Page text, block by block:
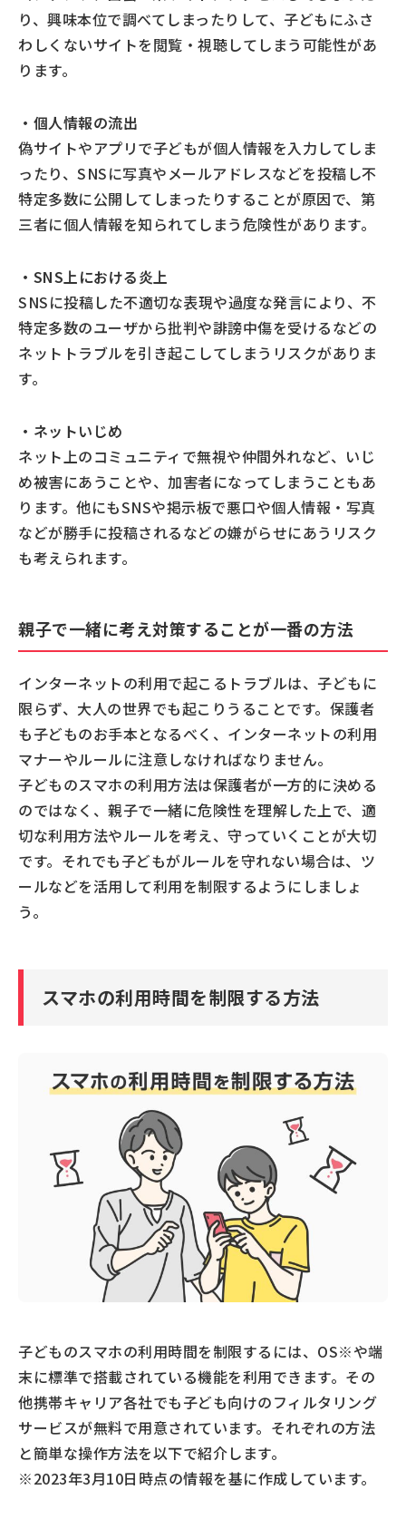
り、興味本位で調べてしまったりして、子どもにふさ
わしくないサイトを閲覧・視聴してしまう可能性があ
ります。
・個人情報の流出
偽サイトやアプリで子どもが個人情報を入力してしま
ったり、SNSに写真やメールアドレスなどを投稿し不
特定多数に公開してしまったりすることが原因で、第
三者に個人情報を知られてしまう危険性があります。
・SNS上における炎上
SNSに投稿した不適切な表現や過度な発言により、不
特定多数のユーザから批判や誹謗中傷を受けるなどの
ネットトラブルを引き起こしてしまうリスクがありま
す。
・ネットいじめ
ネット上のコミュニティで無視や仲間外れなど、いじ
め被害にあうことや、加害者になってしまうこともあ
ります。他にもSNSや掲示板で悪口や個人情報・写真
などが勝手に投稿されるなどの嫌がらせにあうリスク
も考えられます。
親子で一緒に考え対策することが一番の方法
インターネットの利用で起こるトラブルは、子どもに
限らず、大人の世界でも起こりうることです。保護者
も子どものお手本となるべく、インターネットの利用
マナーやルールに注意しなければなりません。
子どものスマホの利用方法は保護者が一方的に決める
のではなく、親子で一緒に危険性を理解した上で、適
切な利用方法やルールを考え、守っていくことが大切
です。それでも子どもがルールを守れない場合は、ツ
ールなどを活用して利用を制限するようにしましょ
う。
スマホの利用時間を制限する方法
子どものスマホの利用時間を制限するには、OS※や端
末に標準で搭載されている機能を利用できます。その
他携帯キャリア各社でも子ども向けのフィルタリング
サービスが無料で用意されています。それぞれの方法
と簡単な操作方法を以下で紹介します。
※2023年3月10日時点の情報を基に作成しています。